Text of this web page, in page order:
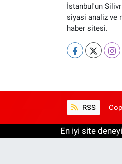
İstanbul'un
siyasi analiz ve
haber sitesi.
RSS
En iyi site